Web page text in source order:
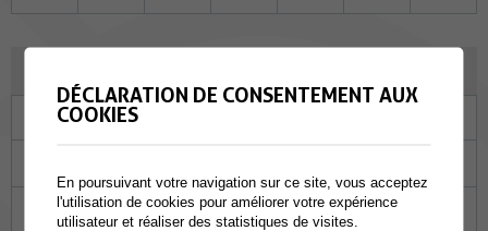
Ma
05 06 07 08 09
DÉCLARATION DE CONSENTEMENT AUX
COOKIES
En poursuivant votre navigation sur ce site, vous acceptez
l'utilisation de cookies pour améliorer votre expérience
utilisateur et réaliser des statistiques de visites.